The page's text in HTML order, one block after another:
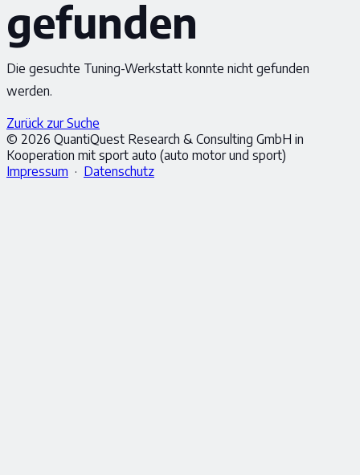
gefunden
Die gesuchte Tuning-Werkstatt konnte nicht gefunden
werden.
Zurück zur Suche
© 2026 QuantiQuest Research & Consulting GmbH in
Kooperation mit sport auto (auto motor und sport)
Impressum · Datenschutz